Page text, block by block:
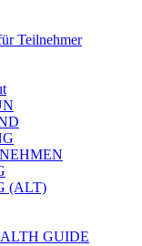
Teilnehmer
(ALT)
GUIDE